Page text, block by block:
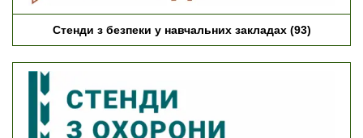
Стенди з безпеки у навчальних закладах (93)